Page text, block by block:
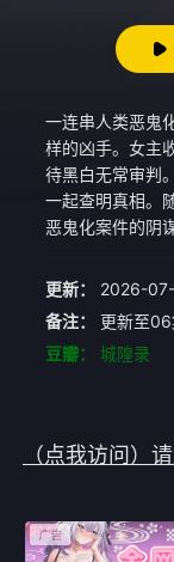
一连串人类恶鬼
样的凶手。女主
待黑白无常审判
一起查明真相。
恶鬼化案件的阴
更新：
2026-
备注：
更新至
豆瓣：
城隍录
（点我访问）